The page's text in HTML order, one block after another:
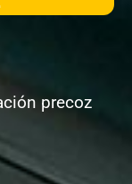
precoz